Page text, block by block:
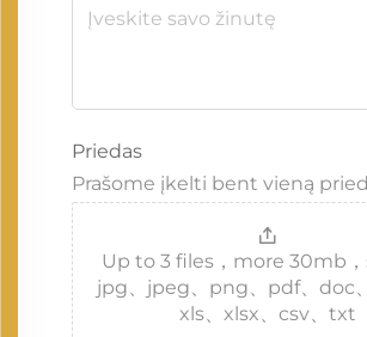
Priedas
Prašome įkelti bent vieną
Up to 3 files，more 30mb
jpg、jpeg、png、pdf、doc
xls、xlsx、csv、txt